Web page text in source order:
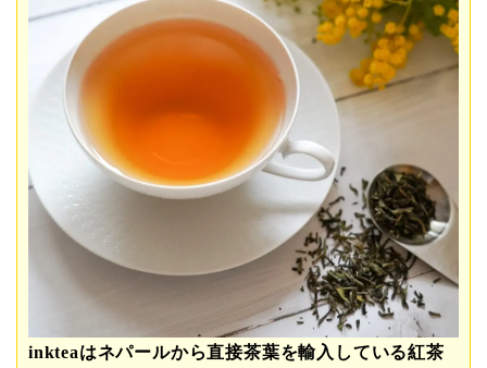
inkteaはネパールから直接茶葉を輸入している紅茶